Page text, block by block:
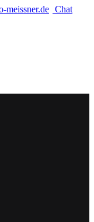
meissner.de Chat